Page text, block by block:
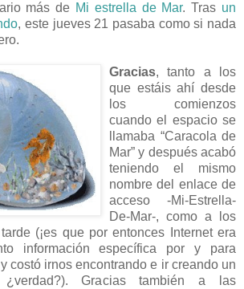
más de Mi estrella de Mar. Tras un
, este jueves 21 pasaba como si nada
Gracias, tanto a los
que estáis ahí desde
los comienzos
cuando el espacio se
llamaba “Caracola de
Mar” y después acabó
teniendo el mismo
nombre del enlace de
acceso -Mi-Estrella-
De-Mar-, como a los
(¡es que por entonces Internet era
información específica por y para
costó irnos encontrando e ir creando un
¿verdad?). Gracias también a las